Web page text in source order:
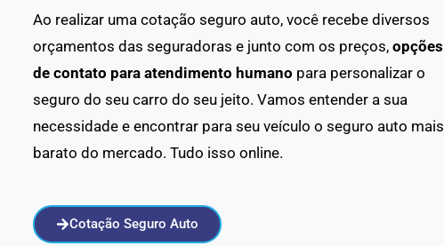
Ao realizar uma cotação seguro auto, você recebe diversos
orçamentos das seguradoras e junto com os preços, opções
de contato para atendimento humano para personalizar o
seguro do seu carro do seu jeito. Vamos entender a sua
necessidade e encontrar para seu veículo o seguro auto mais
barato do mercado. Tudo isso online.
Cotação Seguro Auto